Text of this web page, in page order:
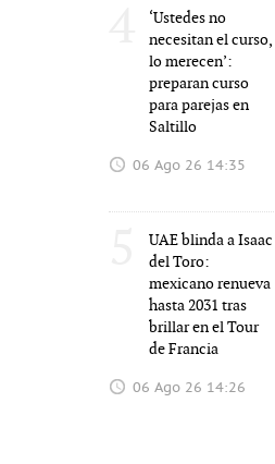
‘Ustedes no
necesitan el curso,
lo merecen’:
preparan curso
para parejas en
Saltillo
06 Ago 26 14:35
UAE blinda a Isaac
del Toro:
mexicano renueva
hasta 2031 tras
brillar en el Tour
de Francia
06 Ago 26 14:26